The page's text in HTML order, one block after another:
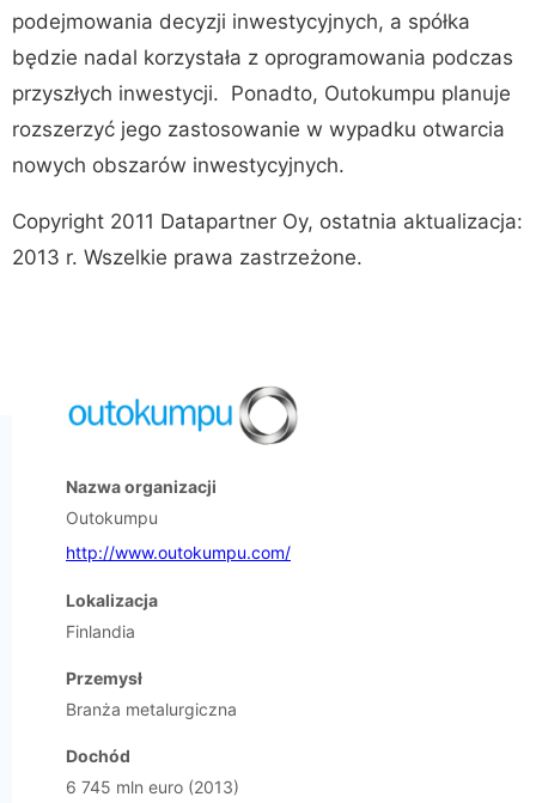
podejmowania decyzji inwestycyjnych, a spółka
będzie nadal korzystała z oprogramowania podczas
przyszłych inwestycji. Ponadto, Outokumpu planuje
rozszerzyć jego zastosowanie w wypadku otwarcia
nowych obszarów inwestycyjnych.
Copyright 2011 Datapartner Oy, ostatnia aktualizacja:
2013 r. Wszelkie prawa zastrzeżone.
Nazwa organizacji
Outokumpu
http://www.outokumpu.com/
Lokalizacja
Finlandia
Przemysł
Branża metalurgiczna
Dochód
6 745 mln euro (2013)